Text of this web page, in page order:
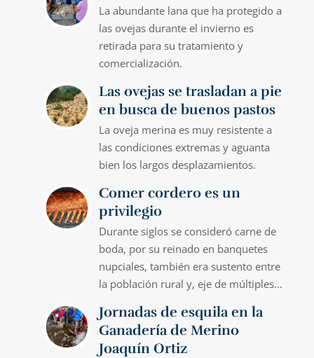
La abundante lana que ha protegido a
las ovejas durante el invierno es
retirada para su tratamiento y
comercialización.
Las ovejas se trasladan a pie
en busca de buenos pastos
La oveja merina es muy resistente a
las condiciones extremas y aguanta
bien los largos desplazamientos.
Comer cordero es un
privilegio
Durante siglos se consideró carne de
boda, por su reinado en banquetes
nupciales, también era sustento entre
la población rural y, eje de múltiples...
Jornadas de esquila en la
Ganadería de Merino
Joaquín Ortiz